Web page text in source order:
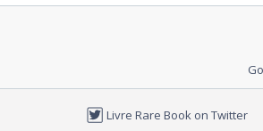
Livre Rare Book on Twitter